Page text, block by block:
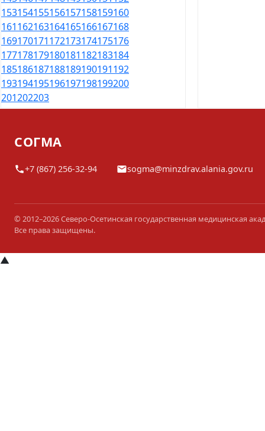
153154155156157158159160
161162163164165166167168
169170171172173174175176
177178179180181182183184
185186187188189190191192
193194195196197198199200
201202203
СОГМА
+7 (867) 256-32-94 sogma@minzdrav.alania.gov.ru
© 2012–2026 Северо-Осетинская государственная медицинская
Все права защищены.
▲